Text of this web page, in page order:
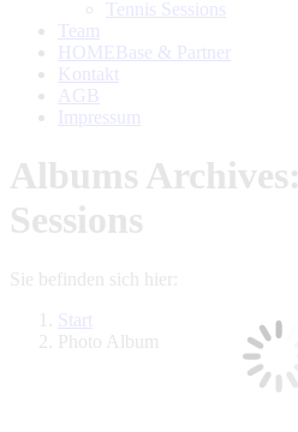
Tennis Sessions
Team
HOMEBase & Partner
Kontakt
AGB
Impressum
Albums Archives:
Sessions
Sie befinden sich hier:
Start
Photo Album